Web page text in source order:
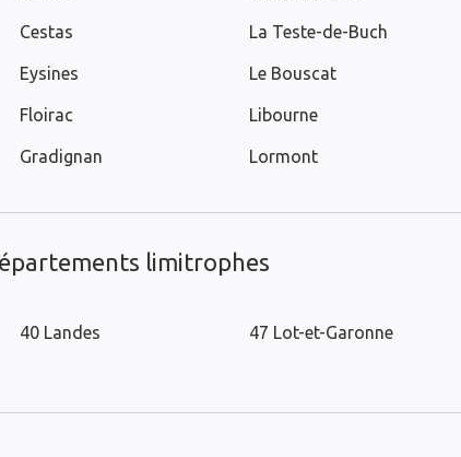
Cestas
Eysines
Floirac
Gradignan
La Teste-de-Buch
Le Bouscat
Libourne
Lormont
limitrophes
40 Landes 47 Lot-et-Garonne